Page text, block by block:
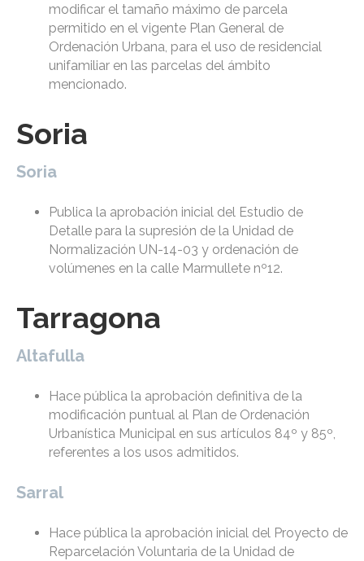
modificar el tamaño máximo de parcela
permitido en el vigente Plan General de
Ordenación Urbana, para el uso de residencial
unifamiliar en las parcelas del ámbito
mencionado.
Soria
Soria
Publica la aprobación inicial del Estudio de
Detalle para la supresión de la Unidad de
Normalización UN-14-03 y ordenación de
volúmenes en la calle Marmullete nº12.
Tarragona
Altafulla
Hace pública la aprobación definitiva de la
modificación puntual al Plan de Ordenación
Urbanística Municipal en sus artículos 84º y 85º,
referentes a los usos admitidos.
Sarral
Hace pública la aprobación inicial del Proyecto de
Reparcelación Voluntaria de la Unidad de